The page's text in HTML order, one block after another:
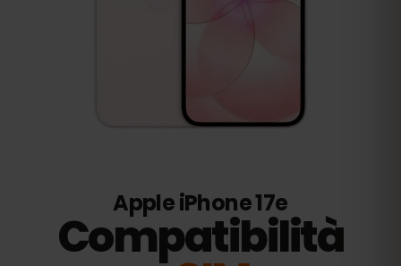
Apple iPhone 17e
Compatibilità